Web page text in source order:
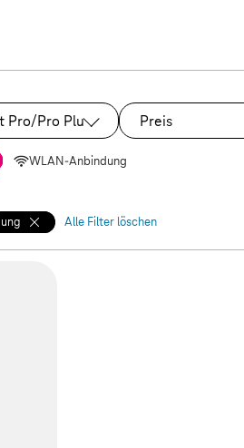
Pro/Pro Plus/Pro Plus Gaming Edition
Preis
WLAN-Anbindung
Alle Filter löschen